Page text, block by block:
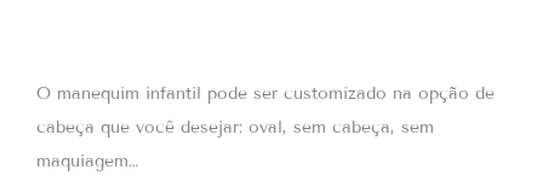
a
O manequim infantil pode ser customizado na opção de
cabeça que você desejar: oval, sem cabeça, sem
maquiagem…